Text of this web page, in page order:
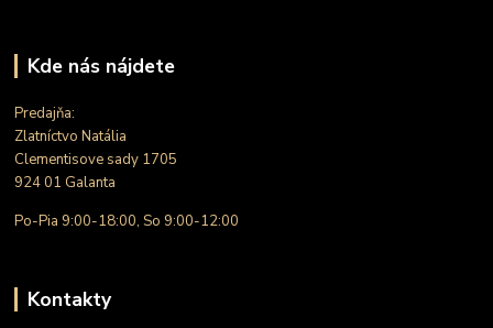
Kde nás nájdete
Predajňa:
Zlatníctvo Natália
Clementisove sady 1705
924 01 Galanta
Po-Pia 9:00-18:00, So 9:00-12:00
Kontakty